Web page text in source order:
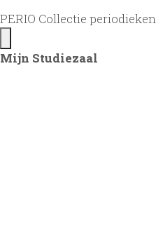
PERIO Collectie periodieken
Mijn Studiezaal